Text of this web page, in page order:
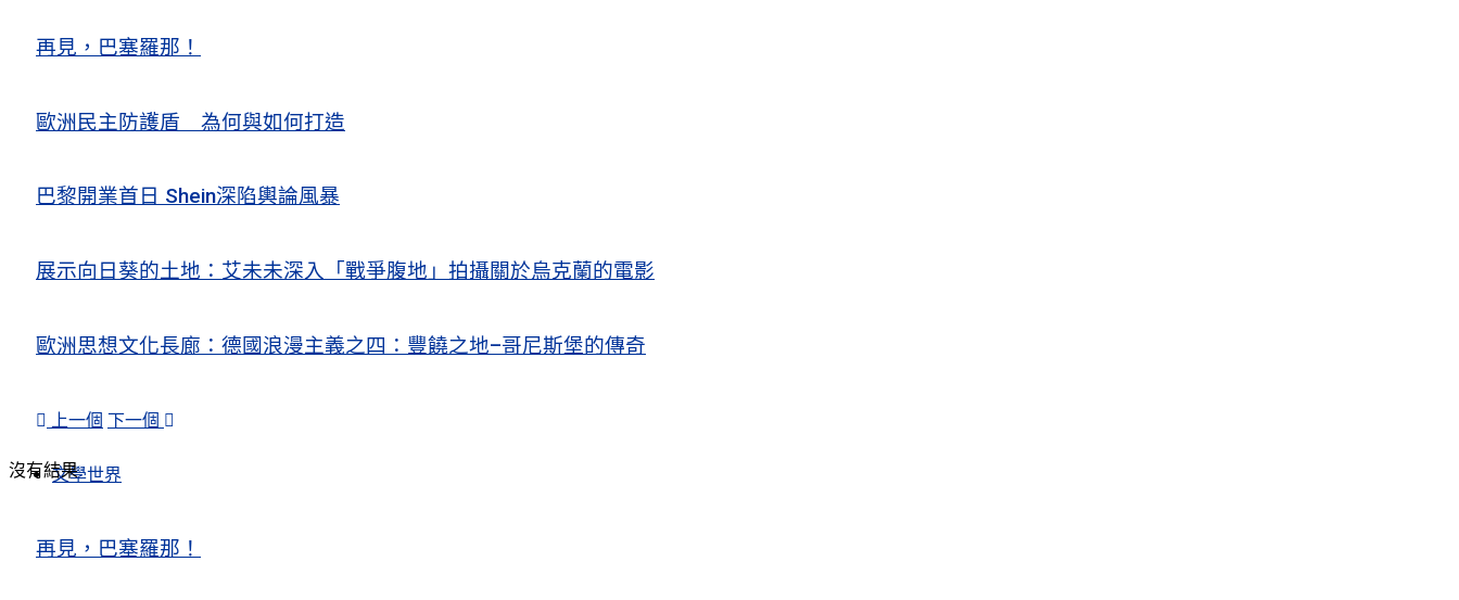
再見，巴塞羅那！
歐洲民主防護盾 為何與如何打造
巴黎開業首日 Shein深陷輿論風暴
展示向日葵的土地：艾未未深入「戰爭腹地」拍攝關於烏克蘭的電影
歐洲思想文化長廊：德國浪漫主義之四：豐饒之地–哥尼斯堡的傳奇
上一個 下一個
文學世界
再見，巴塞羅那！
沒有結果